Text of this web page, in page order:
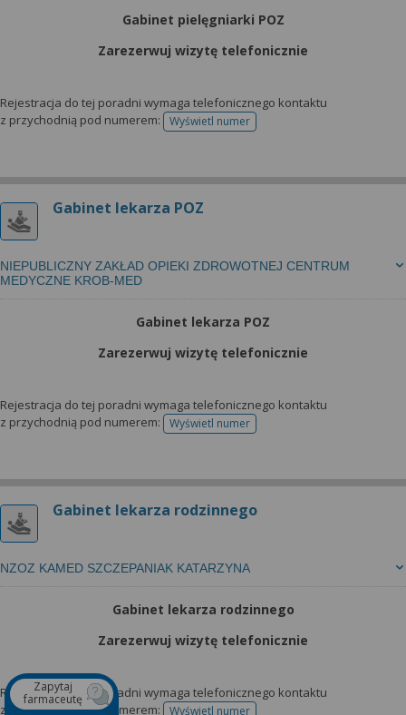
Gabinet pielęgniarki POZ
Zarezerwuj wizytę telefonicznie
Rejestracja do tej poradni wymaga telefonicznego kontaktu
z przychodnią pod numerem:
Wyświetl numertelefonu do rejestracji
Gabinet lekarza POZ
NIEPUBLICZNY ZAKŁAD OPIEKI ZDROWOTNEJ CENTRUM
MEDYCZNE KROB-MED
Gabinet lekarza POZ
Zarezerwuj wizytę telefonicznie
Rejestracja do tej poradni wymaga telefonicznego kontaktu
z przychodnią pod numerem:
Wyświetl numertelefonu do rejestracji
Gabinet lekarza rodzinnego
NZOZ KAMED SZCZEPANIAK KATARZYNA
Gabinet lekarza rodzinnego
Zarezerwuj wizytę telefonicznie
Rejestracja do tej poradni wymaga telefonicznego kontaktu
z przychodnią pod numerem:
Wyświetl numer
Zapytaj
farmaceutę